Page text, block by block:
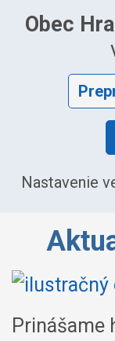
Obec
Nastavenie
Prinášame